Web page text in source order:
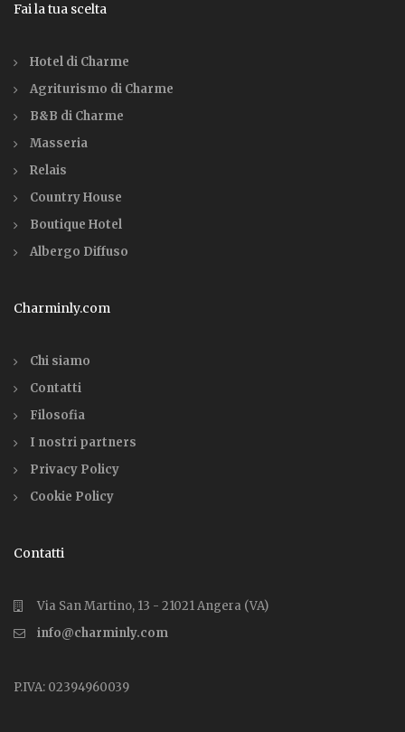
Fai la tua scelta
Hotel di Charme
Agriturismo di Charme
B&B di Charme
Masseria
Relais
Country House
Boutique Hotel
Albergo Diffuso
Charminly.com
Chi siamo
Contatti
Filosofia
I nostri partners
Privacy Policy
Cookie Policy
Contatti
Via San Martino, 13 - 21021 Angera (VA)
info@charminly.com
P.IVA: 02394960039